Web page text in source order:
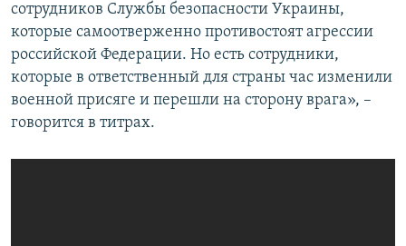
сотрудников Службы безопасности Украины,
которые самоотверженно противостоят агрессии
российской Федерации. Но есть сотрудники,
которые в ответственный для страны час изменили
военной присяге и перешли на сторону врага», –
говорится в титрах.